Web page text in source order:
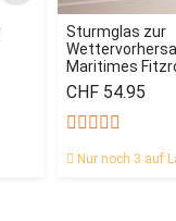
Sturmglas zur
Maritimes
CHF 54.95
Nur noch 3 auf